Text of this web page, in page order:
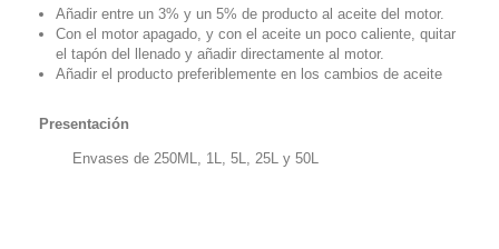
Añadir entre un 3% y un 5% de producto al aceite del motor.
Con el motor apagado, y con el aceite un poco caliente, quitar
el tapón del llenado y añadir directamente al motor.
Añadir el producto preferiblemente en los cambios de aceite
Presentación
Envases de 250ML, 1L, 5L, 25L y 50L